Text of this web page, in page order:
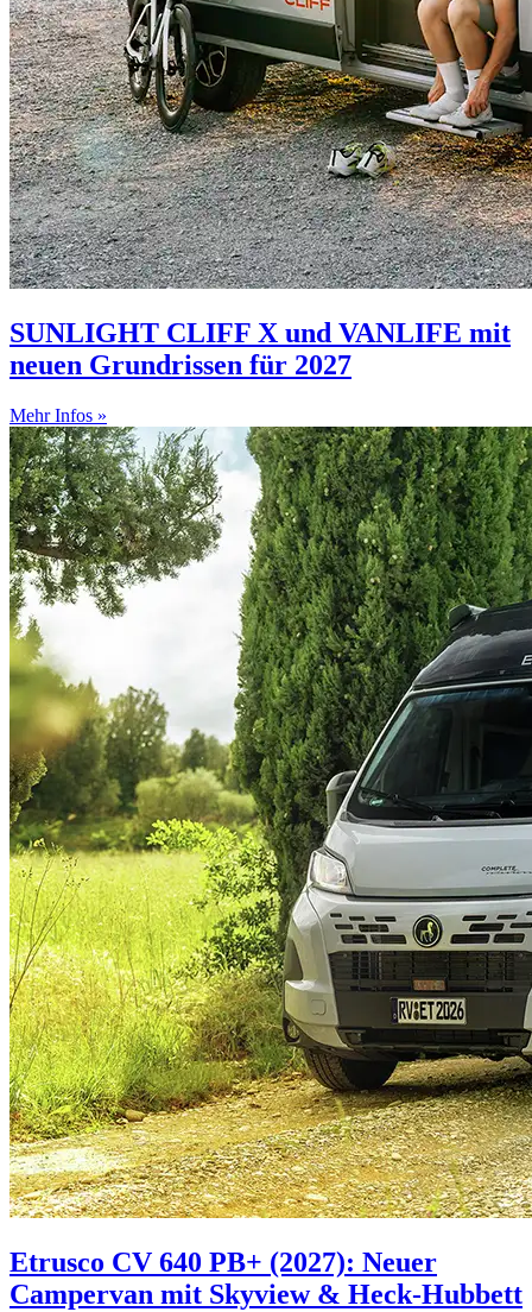
SUNLIGHT CLIFF X und VANLIFE mit
neuen Grundrissen für 2027
Mehr Infos »
Etrusco CV 640 PB+ (2027): Neuer
Campervan mit Skyview & Heck-Hubbett